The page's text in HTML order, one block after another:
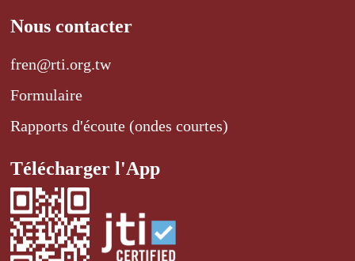
Nous contacter
fren@rti.org.tw
Formulaire
Rapports d'écoute (ondes courtes)
Télécharger l'App